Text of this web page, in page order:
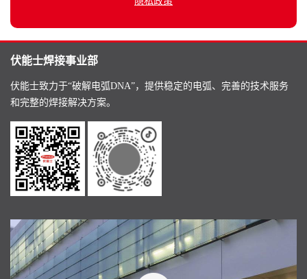
伏能士焊接事业部
伏能士致力于“破解电弧DNA”，提供稳定的电弧、完善的技术服务
和完整的焊接解决方案。